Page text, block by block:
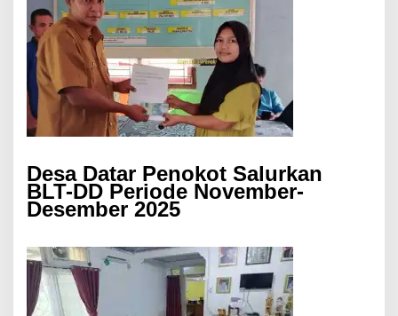
Desa Datar Penokot Salurkan
BLT-DD Periode November-
Desember 2025